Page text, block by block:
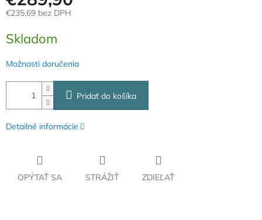
€235,69 bez DPH
cena:
Skladom
Možnosti doručenia
Pridať do košíka
Detailné informácie
OPÝTAŤ SA STRÁŽIŤ ZDIEĽAŤ